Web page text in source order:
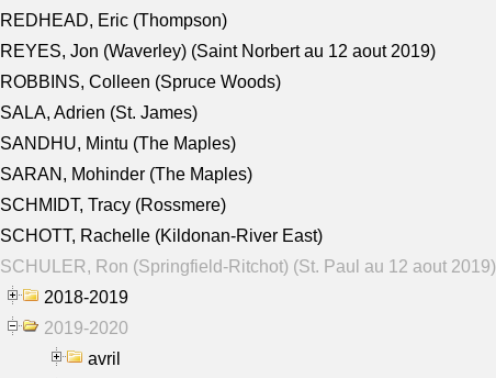
REDHEAD, Eric (Thompson)
REYES, Jon (Waverley) (Saint Norbert au 12 aout 2019)
ROBBINS, Colleen (Spruce Woods)
SALA, Adrien (St. James)
SANDHU, Mintu (The Maples)
SARAN, Mohinder (The Maples)
SCHMIDT, Tracy (Rossmere)
SCHOTT, Rachelle (Kildonan-River East)
SCHULER, Ron (Springfield-Ritchot) (St. Paul au 12 aout 2019)
2018-2019
2019-2020
avril